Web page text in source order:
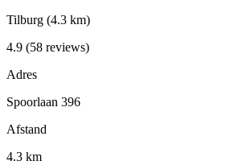
Tilburg (4.3 km)
4.9 (58 reviews)
Adres
Spoorlaan 396
Afstand
4.3 km